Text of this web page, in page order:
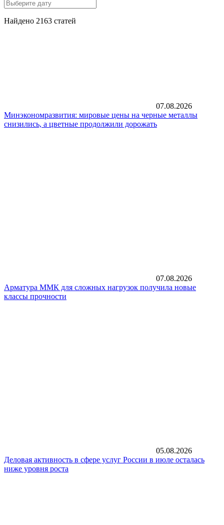
Найдено 2163 статей
07.08.2026
Минэкономразвития: мировые цены на черные металлы
снизились, а цветные продолжили дорожать
07.08.2026
Арматура ММК для сложных нагрузок получила новые
классы прочности
05.08.2026
Деловая активность в сфере услуг России в июле осталась
ниже уровня роста